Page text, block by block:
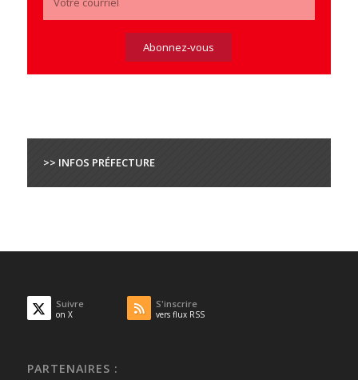
>> INFOS PRÉFECTURE
Suivre
on X
S'inscrire
vers flux RSS
PARTENAIRES :